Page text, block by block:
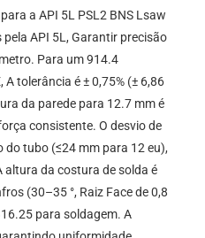
a API 5L PSL2 BNS Lsaw
API 5L, Garantir precisão
Para um 914.4
tolerância é ± 0,75% (± 6,86
da parede para 12.7 mm é
consistente. O desvio de
do tubo (≤24 mm para 12 eu),
da costura de solda é
(30–35 °, Raiz Face de 0,8
para soldagem. A